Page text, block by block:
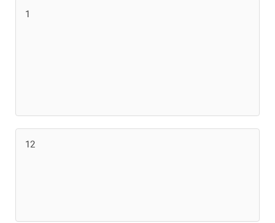
1
12